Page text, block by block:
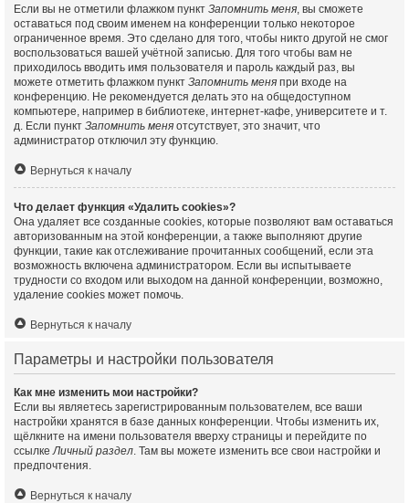
Если вы не отметили флажком пункт Запомнить меня, вы сможете
оставаться под своим именем на конференции только некоторое
ограниченное время. Это сделано для того, чтобы никто другой не смог
воспользоваться вашей учётной записью. Для того чтобы вам не
приходилось вводить имя пользователя и пароль каждый раз, вы
можете отметить флажком пункт Запомнить меня при входе на
конференцию. Не рекомендуется делать это на общедоступном
компьютере, например в библиотеке, интернет-кафе, университете и т.
д. Если пункт Запомнить меня отсутствует, это значит, что
администратор отключил эту функцию.
Вернуться к началу
Что делает функция «Удалить cookies»?
Она удаляет все созданные cookies, которые позволяют вам оставаться
авторизованным на этой конференции, а также выполняют другие
функции, такие как отслеживание прочитанных сообщений, если эта
возможность включена администратором. Если вы испытываете
трудности со входом или выходом на данной конференции, возможно,
удаление cookies может помочь.
Вернуться к началу
Параметры и настройки пользователя
Как мне изменить мои настройки?
Если вы являетесь зарегистрированным пользователем, все ваши
настройки хранятся в базе данных конференции. Чтобы изменить их,
щёлкните на имени пользователя вверху страницы и перейдите по
ссылкеЛичный раздел. Там вы можете изменить все свои настройки и
предпочтения.
Вернуться к началу